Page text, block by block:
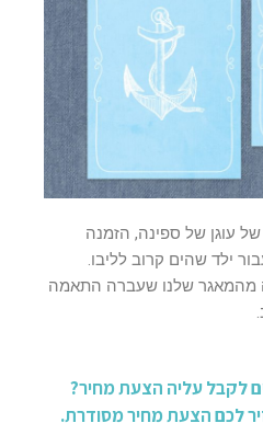
עוגן של ספינה, הזמנה
ילד שהים קרוב לליבו.
מהמאגר שלנו שעברה התאמה
לקבל עליה הצעת מחיר?
לכם הצעת מחיר מסודרת.